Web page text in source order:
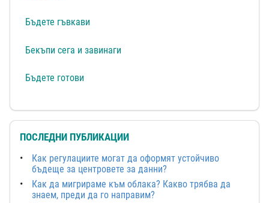
Бъдете гъвкави
Бекъпи сега и завинаги
Бъдете готови
ПОСЛЕДНИ ПУБЛИКАЦИИ
Как регулациите могат да оформят устойчиво
бъдеще за центровете за данни?
Как да мигрираме към облака? Какво трябва да
знаем, преди да го направим?